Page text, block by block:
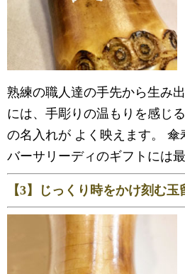
熟練の職人達の手先から生み
には、手彫りの温もりを感じ
の名入れが よく映えます。 傘
バーサリーディのギフトには最
【3】じっくり時をかけ刻む玉